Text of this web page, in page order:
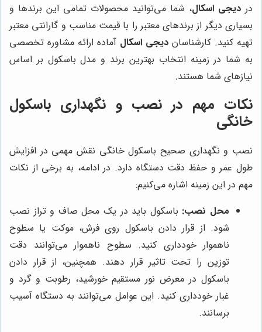
در دیجی اسکال، شما می‌توانید محصولات تمامی این برندها و
بسیاری دیگر از برندهای معتبر را با قیمت مناسب و گارانتی معتبر
تهیه کنید. کارشناسان دیجی اسکال آماده ارائه مشاوره تخصصی
به شما در زمینه انتخاب بهترین برند و مدل باسکول بر اساس
نیازهای شما هستند.
نکات مهم در نصب و نگهداری باسکول
خانگی
نصب و نگهداری صحیح باسکول خانگی نقش مهمی در افزایش
طول عمر و حفظ دقت دستگاه دارد. در ادامه، به برخی از نکات
مهم در این زمینه اشاره می‌کنیم:
محل نصب: باسکول باید در یک محل صاف و تراز نصب
شود. از قرار دادن باسکول روی فرش، موکت یا سطوح
ناهموار خودداری کنید. سطوح ناهموار می‌توانند دقت
توزین را تحت تاثیر قرار دهند. همچنین، از قرار دادن
باسکول در معرض نور مستقیم خورشید، رطوبت و گرد و
غبار خودداری کنید. این عوامل می‌توانند به دستگاه آسیب
برسانند.